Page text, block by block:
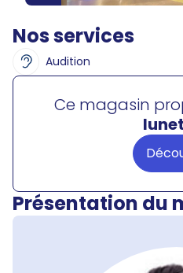
Nos services
Audition
Ce magasin
Présentation du